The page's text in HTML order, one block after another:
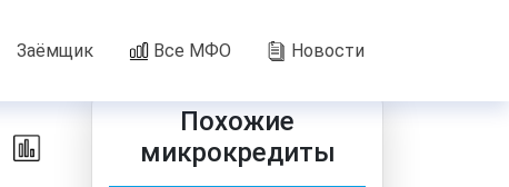
Заёмщик Все МФО Новости
Похожие
микрокредиты